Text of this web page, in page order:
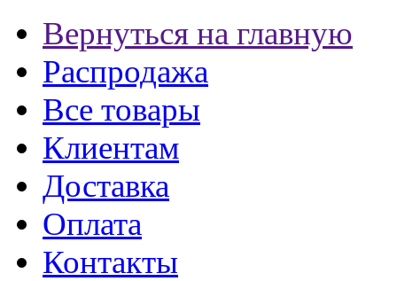
Вернуться на главную
Распродажа
Все товары
Клиентам
Доставка
Оплата
Контакты